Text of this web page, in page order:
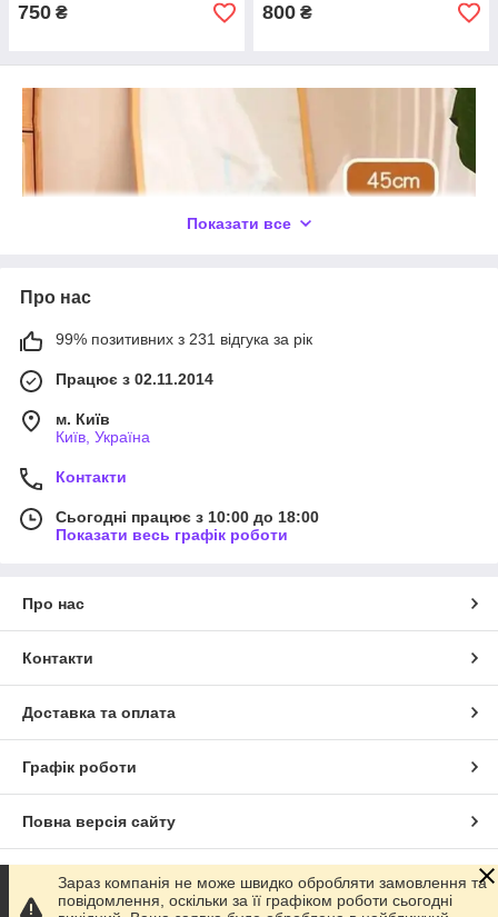
750 ₴ 800 ₴
Показати все
Про нас
99% позитивних з 231 відгука за рік
Працює з 02.11.2014
м. Київ
Київ, Україна
Контакти
Сьогодні працює з 10:00 до 18:00
Показати весь графік роботи
Про нас
Контакти
Доставка та оплата
Графік роботи
Повна версія сайту
Сайт створено на маркетплейсі Prom.ua
Зараз компанія не може швидко обробляти замовлення та
повідомлення, оскільки за її графіком роботи сьогодні